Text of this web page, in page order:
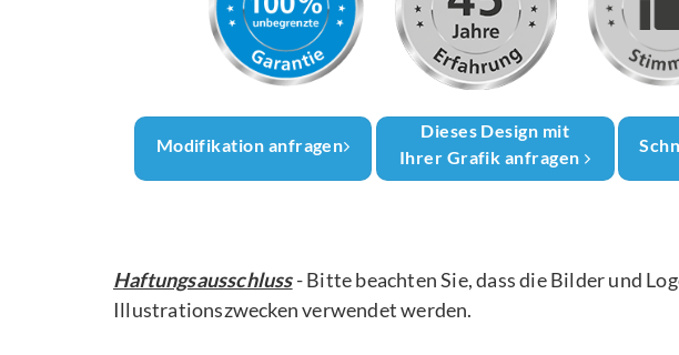
Modifikation anfragen
Dieses Design mit
Ihrer Grafik anfragen
Haftungsausschluss- Bitte beachten Sie, dass die Bilder und
Illustrationszwecken verwendet werden.